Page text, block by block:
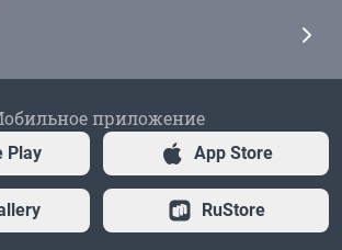
приложение
Play App Store
RuStore